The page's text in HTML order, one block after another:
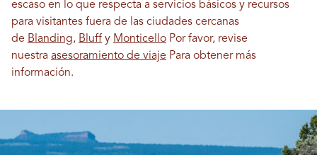
escaso en lo que respecta a servicios básicos y recursos
para visitantes fuera de las ciudades cercanas
de Blanding, Bluff y Monticello Por favor, revise
nuestra asesoramiento de viaje Para obtener más
información.